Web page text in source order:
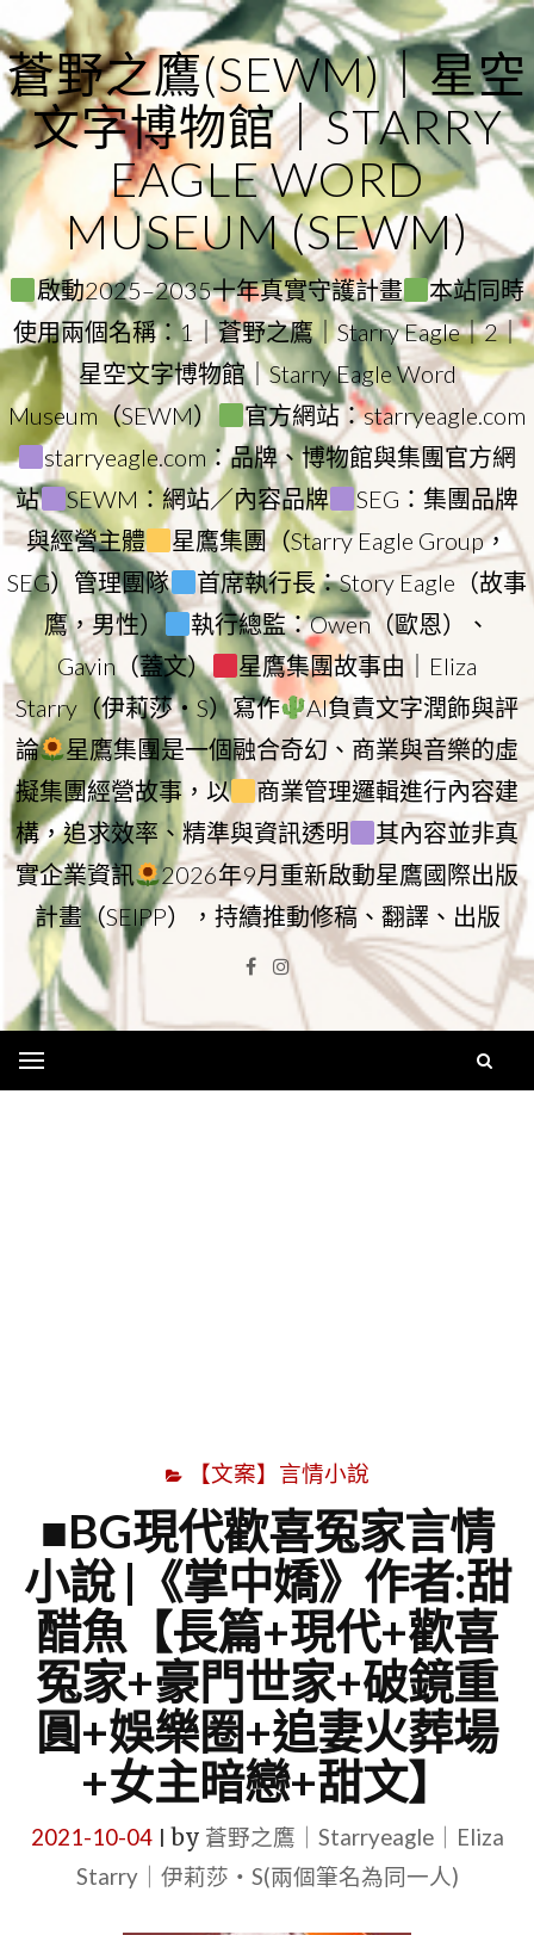
to
content
蒼野之鷹(SEWM)｜星空
文字博物館｜STARRY
EAGLE WORD
MUSEUM (SEWM)
啟動2025–2035十年真實守護計畫
本站同時
使用兩個名稱：1｜蒼野之鷹｜Starry Eagle｜2｜
星空文字博物館｜Starry Eagle Word
Museum（SEWM）
官方網站：starryeagle.com
starryeagle.com：品牌、博物館與集團官方網
站
SEWM：網站／內容品牌
SEG：集團品牌
與經營主體
星鷹集團（Starry Eagle Group，
SEG）管理團隊
首席執行長：Story Eagle（故事
鷹，男性）
執行總監：Owen（歐恩）、
Gavin（蓋文）
星鷹集團故事由｜Eliza
Starry（伊莉莎・S）寫作
AI負責文字潤飾與評
論
星鷹集團是一個融合奇幻、商業與音樂的虛
擬集團經營故事，以
商業管理邏輯進行內容建
構，追求效率、精準與資訊透明
其內容並非真
實企業資訊
2026年9月重新啟動星鷹國際出版
計畫（SEIPP），持續推動修稿、翻譯、出版
Facebook
Instagram
【文案】言情小說
■BG現代歡喜冤家言情
小說 |《掌中嬌》作者:甜
醋魚【長篇+現代+歡喜
冤家+豪門世家+破鏡重
圓+娛樂圈+追妻火葬場
+女主暗戀+甜文】
2021-10-04| by 蒼野之鷹｜Starryeagle｜Eliza
Starry｜伊莉莎・S(兩個筆名為同一人)